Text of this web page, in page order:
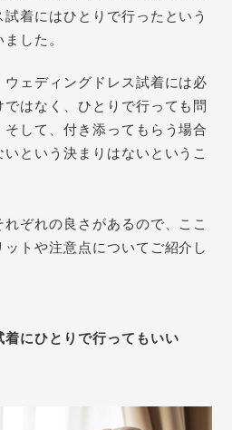
着にはひとりで行ったという
した。
ウェディングドレス試着には必
はなく、ひとりで行っても問
して、付き添ってもらう場合
という決まりはないというこ
ぞれの良さがあるので、ここ
トや注意点についてご紹介し
着にひとりで行ってもいい